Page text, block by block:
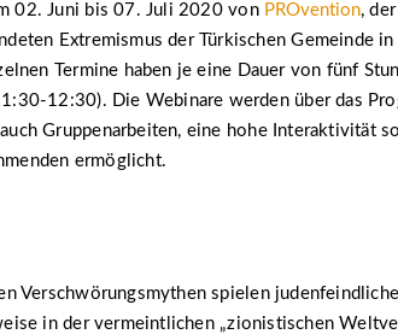
02. Juni bis 07. Juli 2020 von PROvention,
Extremismus der Türkischen Gemeinde
Termine haben je eine Dauer von fünf
12:30). Die Webinare werden über das
Gruppenarbeiten, eine hohe Interaktivität
ermöglicht.
Verschwörungsmythen spielen
in der vermeintlichen „zionistischen